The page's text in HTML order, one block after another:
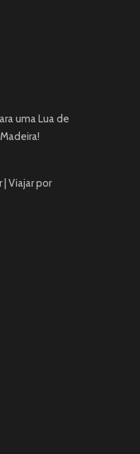
uma Lua de
| Viajar por